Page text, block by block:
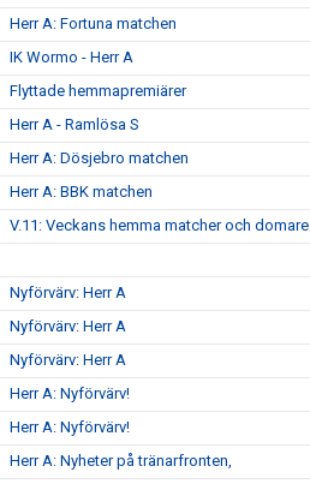
Herr A: Fortuna matchen
IK Wormo - Herr A
Flyttade hemmapremiärer
Herr A - Ramlösa S
Herr A: Dösjebro matchen
Herr A: BBK matchen
V.11: Veckans hemma matcher och domare
Nyförvärv: Herr A
Nyförvärv: Herr A
Nyförvärv: Herr A
Herr A: Nyförvärv!
Herr A: Nyförvärv!
Herr A: Nyheter på tränarfronten,